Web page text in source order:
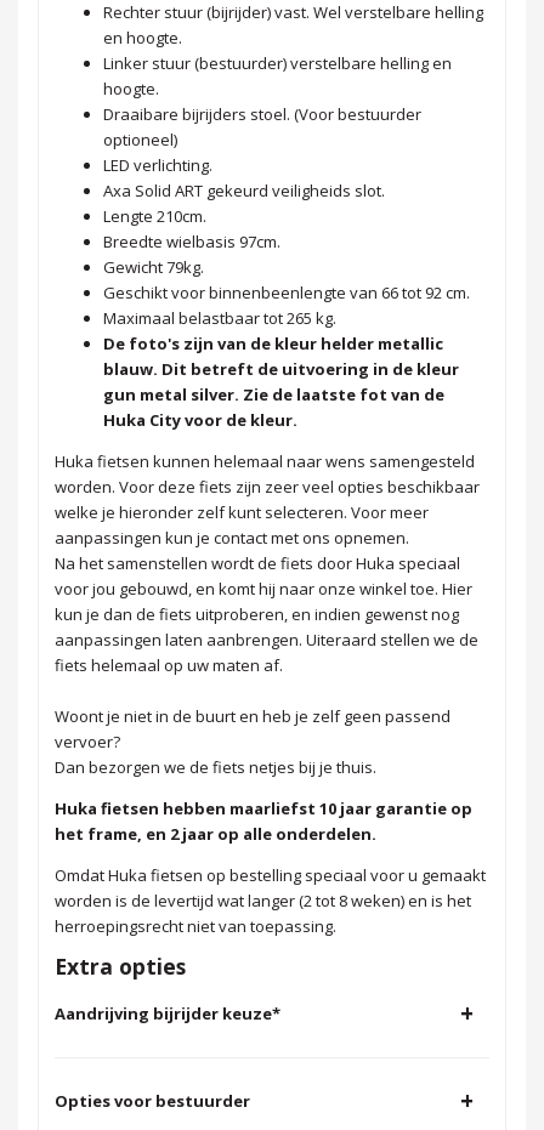
Rechter stuur (bijrijder) vast. Wel verstelbare helling
en hoogte.
Linker stuur (bestuurder) verstelbare helling en
hoogte.
Draaibare bijrijders stoel. (Voor bestuurder
optioneel)
LED verlichting.
Axa Solid ART gekeurd veiligheids slot.
Lengte 210cm.
Breedte wielbasis 97cm.
Gewicht 79kg.
Geschikt voor binnenbeenlengte van 66 tot 92 cm.
Maximaal belastbaar tot 265 kg.
De foto's zijn van de kleur helder metallic
blauw. Dit betreft de uitvoering in de kleur
gun metal silver. Zie de laatste fot van de
Huka City voor de kleur.
Huka fietsen kunnen helemaal naar wens samengesteld
worden. Voor deze fiets zijn zeer veel opties beschikbaar
welke je hieronder zelf kunt selecteren. Voor meer
aanpassingen kun je contact met ons opnemen.
Na het samenstellen wordt de fiets door Huka speciaal
voor jou gebouwd, en komt hij naar onze winkel toe. Hier
kun je dan de fiets uitproberen, en indien gewenst nog
aanpassingen laten aanbrengen. Uiteraard stellen we de
fiets helemaal op uw maten af.
Woont je niet in de buurt en heb je zelf geen passend
vervoer?
Dan bezorgen we de fiets netjes bij je thuis.
Huka fietsen hebben maarliefst 10 jaar garantie op
het frame, en 2 jaar op alle onderdelen.
Omdat Huka fietsen op bestelling speciaal voor u gemaakt
worden is de levertijd wat langer (2 tot 8 weken) en is het
herroepingsrecht niet van toepassing.
Extra opties
Aandrijving bijrijder keuze* +
Opties voor bestuurder +